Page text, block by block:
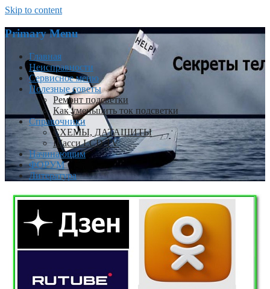
Skip to content
Primary Menu
Главная
Неисправности
Сервисное меню
Полезные советы
Ремонт подсветки
Как уменьшить ток подсветки
Справочники
СХЕМЫ, ДАТАШИТЫ
Шасси LCD TV
Начинающим
ФОРУМ
Литература